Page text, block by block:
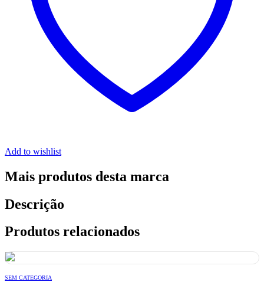
Add to wishlist
Mais produtos desta marca
Descrição
Produtos relacionados
SEM CATEGORIA